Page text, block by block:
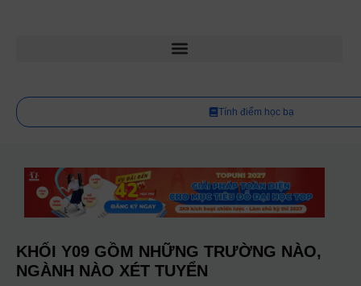
Tính điểm học bạ
KHỐI Y09 GỒM NHỮNG TRƯỜNG NÀO,
NGÀNH NÀO XÉT TUYỂN